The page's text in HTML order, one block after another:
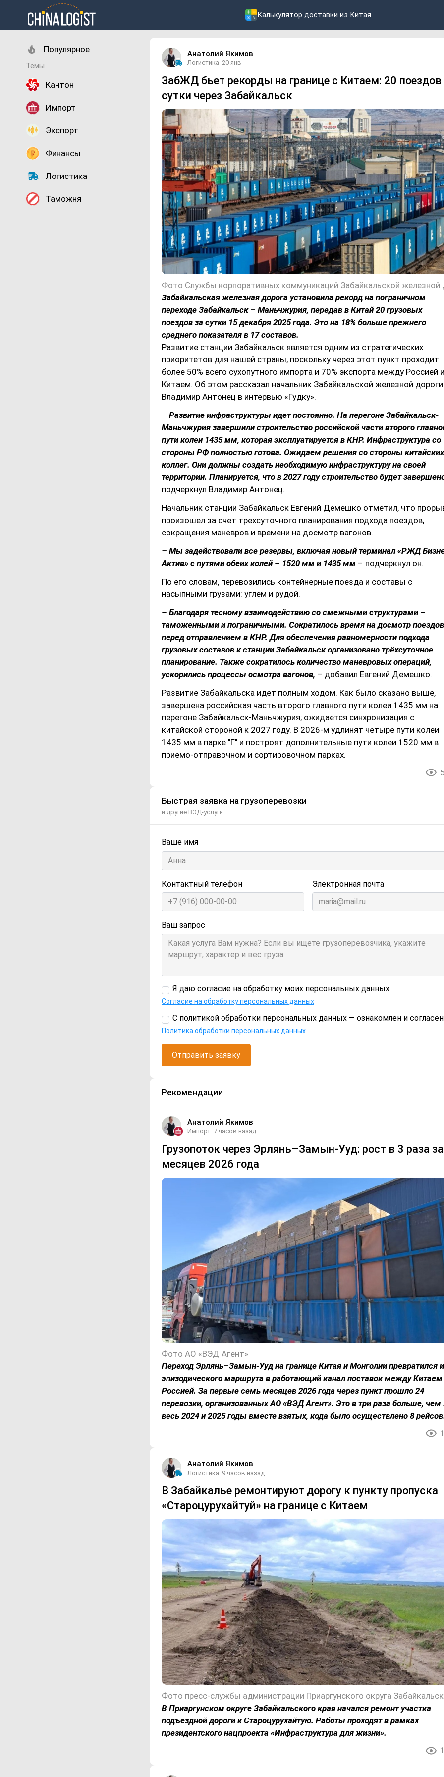
Калькулятор доставки из Китая
Популярное
Темы
Кантон
Импорт
Экспорт
Финансы
Логистика
Таможня
Анатолий Якимов
Логистика 20 янв
ЗабЖД бьет рекорды на границе с Китаем: 20 поездов
сутки через Забайкальск
Забайкальская железная дорога установила рекорд на пограничном
переходе Забайкальск – Маньчжурия, передав в Китай 20 грузовых
поездов за сутки 15 декабря 2025 года. Это на 18% больше прежнего
среднего показателя в 17 составов.
Развитие станции Забайкальск является одним из стратегических
приоритетов для нашей страны, поскольку через этот пункт проходит
более 50% всего сухопутного импорта и 70% экспорта между Россией и
Китаем. Об этом рассказал начальник Забайкальской железной дороги
Владимир Антонец в интервью «Гудку».
– Развитие инфраструктуры идет постоянно. На перегоне Забайкальск-
Маньчжурия завершили строительство российской части второго
пути колеи 1435 мм, которая эксплуатируется в КНР. Инфраструктура со
стороны РФ полностью готова. Ожидаем решения со стороны китайских
коллег. Они должны создать необходимую инфраструктуру на своей
территории. Планируется, что в 2027 году строительство будет
подчеркнул Владимир Антонец.
Начальник станции Забайкальск Евгений Демешко отметил, что
произошел за счет трехсуточного планирования подхода поездов,
сокращения маневров и времени на досмотр вагонов.
– Мы задействовали все резервы, включая новый терминал «РЖД
Актив» с путями обеих колей – 1520 мм и 1435 мм – подчеркнул он.
По его словам, перевозились контейнерные поезда и составы с
насыпными грузами: углем и рудой.
– Благодаря тесному взаимодействию со смежными структурами –
таможенными и пограничными. Сократилось время на досмотр поездов
перед отправлением в КНР. Для обеспечения равномерности подхода
грузовых составов к станции Забайкальск организовано трёхсуточное
планирование. Также сократилось количество маневровых операций,
ускорились процессы осмотра вагонов, – добавил Евгений Демешко.
Развитие Забайкальска идет полным ходом. Как было сказано выше,
завершена российская часть второго главного пути колеи 1435 мм на
перегоне Забайкальск-Маньчжурия; ожидается синхронизация с
китайской стороной к 2027 году. В 2026-м удлинят четыре пути колеи
1435 мм в парке "Г" и построят дополнительные пути колеи 1520 мм в
приемо-отправочном и сортировочном парках.
Быстрая заявка на грузоперевозки
и другие ВЭД-услуги
Ваше имя
Контактный телефон Электронная почта
Ваш запрос
Я даю согласие на обработку моих персональных данных
Согласие на обработку персональных данных
С политикой обработки персональных данных — ознакомлен и
Политика обработки персональных данных
Отправить заявку
Рекомендации
Анатолий Якимов
Импорт 7 часов назад
Грузопоток через Эрлянь–Замын-Ууд: рост в 3 раза
месяцев 2026 года
Фото АО «ВЭД Агент»
Переход Эрлянь–Замын-Ууд на границе Китая и Монголии превратился
эпизодического маршрута в работающий канал поставок между Китаем
Россией. За первые семь месяцев 2026 года через пункт прошло 24
перевозки, организованных АО «ВЭД Агент». Это в три раза больше, чем
весь 2024 и 2025 годы вместе взятых, кода было осуществлено 8
Анатолий Якимов
Логистика 9 часов назад
В Забайкалье ремонтируют дорогу к пункту пропуска
«Староцурухайтуй» на границе с Китаем
В Приаргунском округе Забайкальского края начался ремонт участка
подъездной дороги к Староцурухайтую. Работы проходят в рамках
президентского нацпроекта «Инфраструктура для жизни».